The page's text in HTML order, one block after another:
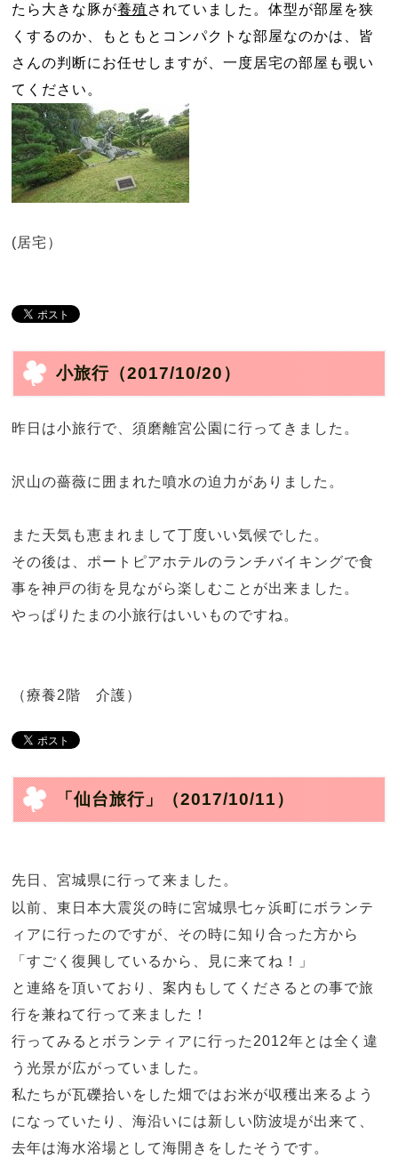
たら大きな豚が養殖 されていました。体型が部屋を狭
くするのか、もともとコンパクトな部屋なのかは、皆
さんの判断にお任せしますが、一度居宅の部屋も覗い
てください。
(居宅）
小旅行 （2017/10/20）
昨日は小旅行で、須磨離宮公園に行ってきました。
沢山の薔薇に囲まれた噴水の迫力がありました。
また天気も恵まれまして丁度いい気候でした。
その後は、ポートピアホテルのランチバイキングで食
事を神戸の街を見ながら楽しむことが出来ました。
やっぱりたまの小旅行はいいものですね。
（療養2階 介護）
「仙台旅行」 （2017/10/11）
先日、宮城県に行って来ました。
以前、東日本大震災の時に宮城県七ヶ浜町にボランテ
ィアに行ったのですが、その時に知り合った方から
「すごく復興しているから、見に来てね！」
と連絡を頂いており、案内もしてくださるとの事で旅
行を兼ねて行って来ました！
行ってみるとボランティアに行った2012年とは全く違
う光景が広がっていました。
私たちが瓦礫拾いをした畑ではお米が収穫出来るよう
になっていたり、海沿いには新しい防波堤が出来て、
去年は海水浴場として海開きをしたそうです。